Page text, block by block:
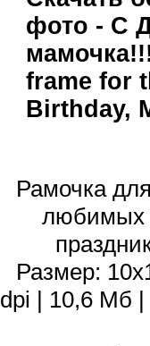
фото - С
frame for
Birthday,
Рамочка
любимых
Размер:
dpi | 10,6 Мб